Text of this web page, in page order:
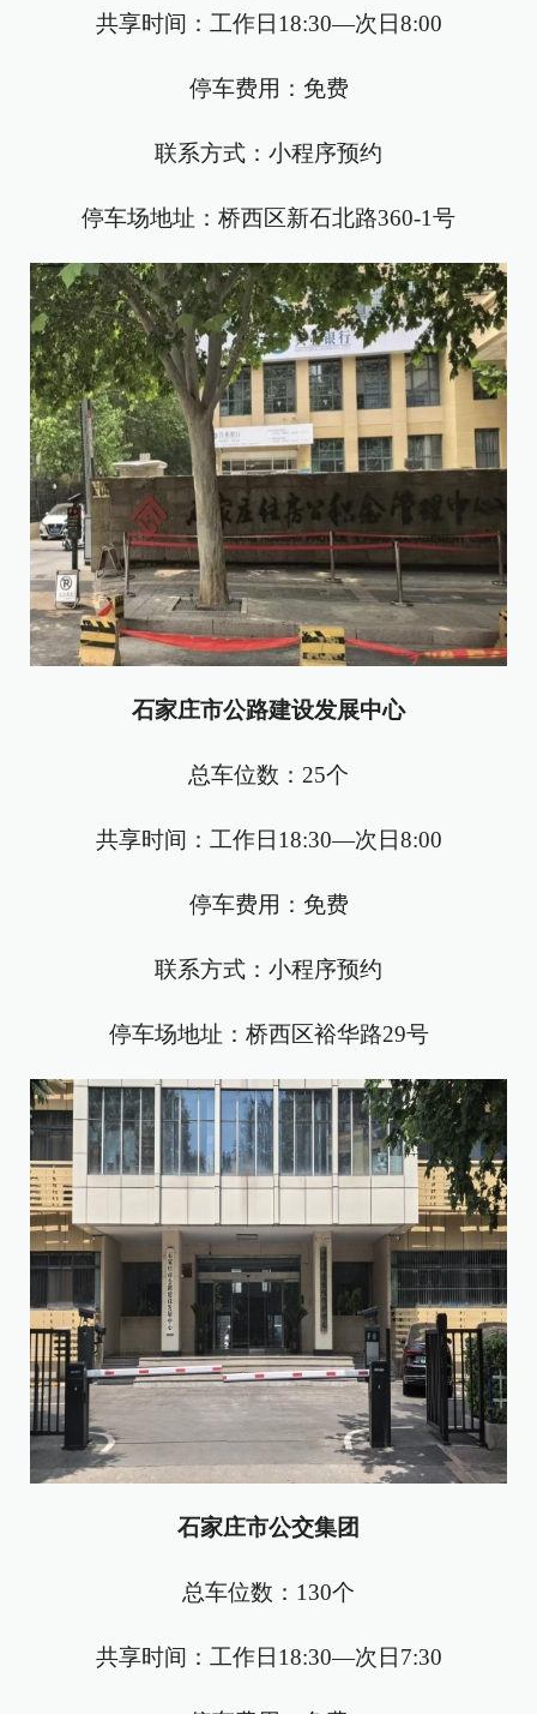
共享时间：工作日18:30—次日8:00
停车费用：免费
联系方式：小程序预约
停车场地址：桥西区新石北路360-1号
石家庄市公路建设发展中心
总车位数：25个
共享时间：工作日18:30—次日8:00
停车费用：免费
联系方式：小程序预约
停车场地址：桥西区裕华路29号
石家庄市公交集团
总车位数：130个
共享时间：工作日18:30—次日7:30